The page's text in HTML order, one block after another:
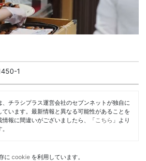
1
、チラシプラス運営会社のセブンネットが独自に
います。最新情報と異なる可能性があることを
情報に間違いがございましたら、「 こちら 」より
に cookie を利用しています。